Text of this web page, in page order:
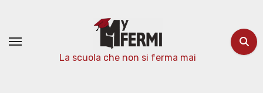
contenuto
La scuola che non si ferma mai